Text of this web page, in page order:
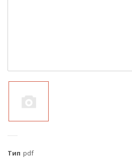
Тип pdf